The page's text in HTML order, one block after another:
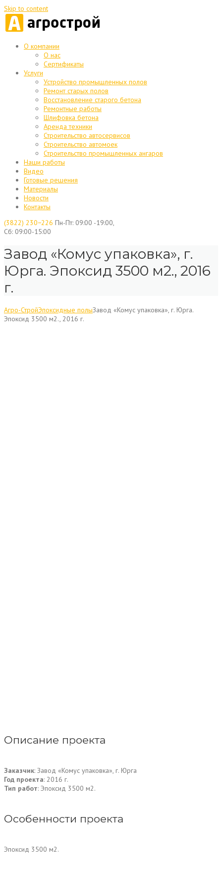
Skip to content
О компании
О нас
Сертификаты
Услуги
Устройство промышленных полов
Ремонт старых полов
Восстановление старого бетона
Ремонтные работы
Шлифовка бетона
Аренда техники
Строительство автосервисов
Строительство автомоек
Строительство промышленных ангаров
Наши работы
Видео
Готовые решения
Материалы
Новости
Контакты
(3822) 230−226 Пн-Пт: 09:00 -19:00,
Сб: 09:00-15:00
Завод «Комус упаковка», г.
Юрга. Эпоксид 3500 м2., 2016
г.
Агро-СтройЭпоксидные полыЗавод «Комус упаковка», г. Юрга.
Эпоксид 3500 м2., 2016 г.
Описание проекта
Заказчик: Завод «Комус упаковка», г. Юрга
Год проекта: 2016 г.
Тип работ: Эпоксид 3500 м2.
Особенности проекта
Эпоксид 3500 м2.